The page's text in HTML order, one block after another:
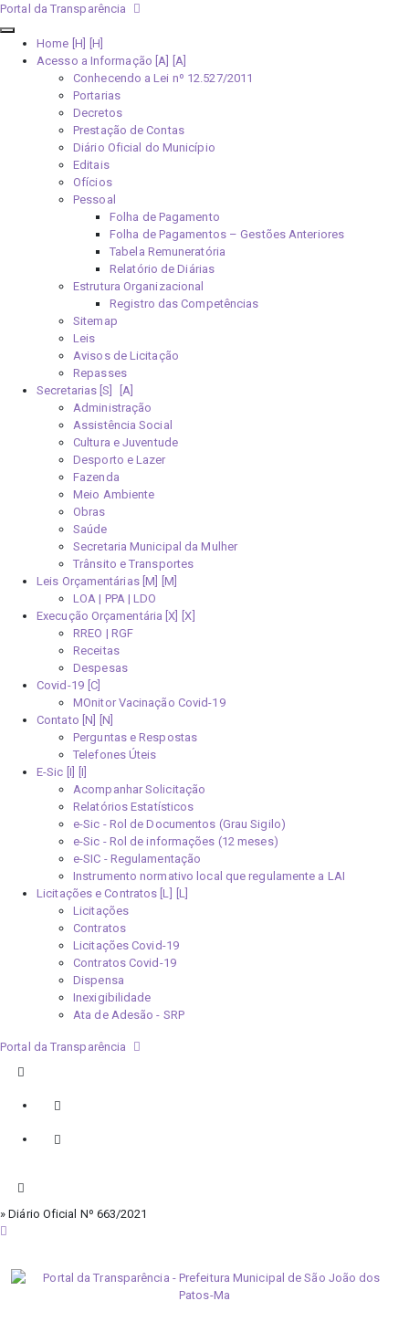
Portal da Transparência
Home [H]
Acesso a Informação [A]
Conhecendo a Lei nº 12.527/2011
Portarias
Decretos
Prestação de Contas
Diário Oficial do Município
Editais
Ofícios
Pessoal
Folha de Pagamento
Folha de Pagamentos – Gestões Anteriores
Tabela Remuneratória
Relatório de Diárias
Estrutura Organizacional
Registro das Competências
Sitemap
Leis
Avisos de Licitação
Repasses
Secretarias [S]
Administração
Assistência Social
Cultura e Juventude
Desporto e Lazer
Fazenda
Meio Ambiente
Obras
Saúde
Secretaria Municipal da Mulher
Trânsito e Transportes
Leis Orçamentárias [M]
LOA | PPA | LDO
Execução Orçamentária [X]
RREO | RGF
Receitas
Despesas
Covid-19
MOnitor Vacinação Covid-19
Contato [N]
Perguntas e Respostas
Telefones Úteis
E-Sic [I]
Acompanhar Solicitação
Relatórios Estatísticos
e-Sic - Rol de Documentos (Grau Sigilo)
e-Sic - Rol de informações (12 meses)
e-SIC - Regulamentação
Instrumento normativo local que regulamente a LAI
Licitações e Contratos [L]
Licitações
Contratos
Licitações Covid-19
Contratos Covid-19
Dispensa
Inexigibilidade
Ata de Adesão - SRP
Portal da Transparência
» Diário Oficial Nº 663/2021